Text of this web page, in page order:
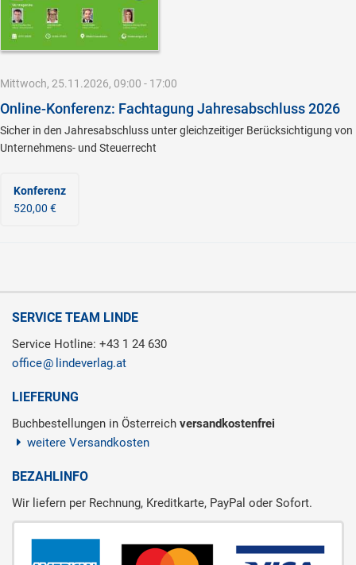
Mittwoch, 25.11.2026, 09:00 - 17:00
Online-Konferenz: Fachtagung Jahresabschluss 2026
Sicher in den Jahresabschluss unter gleichzeitiger Berücksichtigung von
Unternehmens- und Steuerrecht
Konferenz
520,00 €
SERVICE TEAM LINDE
Service Hotline: +43 1 24 630
office
lindeverlag.at
LIEFERUNG
Buchbestellungen in Österreich versandkostenfrei
weitere Versandkosten
BEZAHLINFO
Wir liefern per Rechnung, Kreditkarte, PayPal oder Sofort.